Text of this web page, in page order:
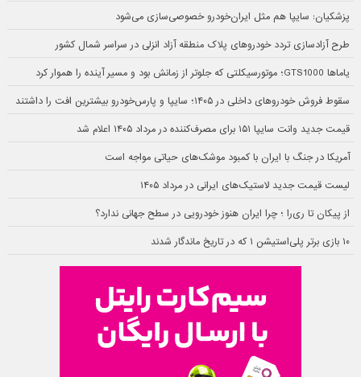
پزشکیان: سایپا هم مثل ایران‌خودرو خصوصی‌سازی می‌شود
طرح آزادسازی تردد خودروهای پلاک منطقه آزاد انزلی در سراسر شمال کشور
یاماها GTS1000؛ موتورسیکلتی که جلوتر از زمانش بود و مسیر آینده را هموار کرد
سقوط فروش خودروهای داخلی در ۱۴۰۵؛ سایپا و پارس‌خودرو بیشترین افت را داشتند
قیمت جدید وانت سایپا ۱۵۱ برای مصرف‌کننده در مرداد ۱۴۰۵ اعلام شد
آمریکا در جنگ با ایران با کمبود موشک‌های حیاتی مواجه است
لیست قیمت جدید لاستیک‌های ایرانی در مرداد ۱۴۰۵
از پیکان تا ری‌را ؛ چرا ایران هنوز خودرویی در سطح جهانی ندارد؟
۱۰ بازی برتر پلی‌استیشن ۱ که در تاریخ ماندگار شدند